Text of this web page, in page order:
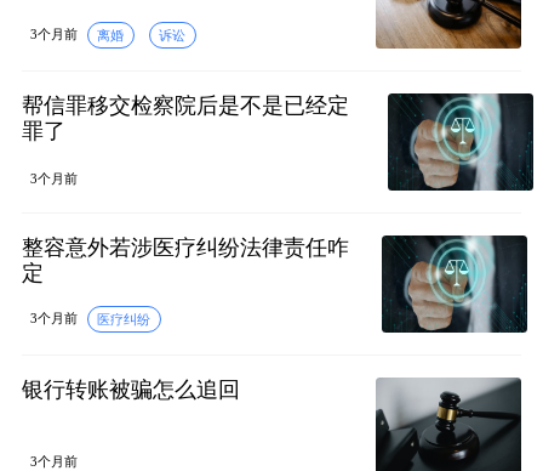
3个月前 离婚 诉讼
帮信罪移交检察院后是不是已经定
罪了
3个月前
整容意外若涉医疗纠纷法律责任咋
定
3个月前 医疗纠纷
银行转账被骗怎么追回
3个月前